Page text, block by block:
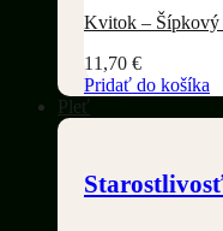
Kvitok – Šípkový
11,70 €
Pridať do košíka
Pleť